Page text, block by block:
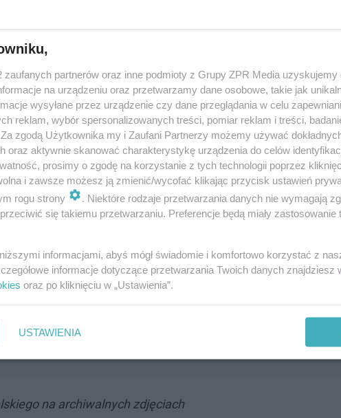
Następne pytanie
na archiwalnych zdjęciach
zaufanych partnerów oraz inne podmioty z Grupy ZPR Media uzyskujemy
na urządzeniu oraz przetwarzamy dane osobowe, takie jak
wysyłane przez urządzenie czy dane przeglądania w celu
reklam, wybór spersonalizowanych treści, pomiar reklam i treści,
Za zgodą Użytkownika my i Zaufani Partnerzy możemy używać
oraz aktywnie skanować charakterystykę urządzenia do celów
prosimy o zgodę na korzystanie z tych technologii poprzez
i zawsze możesz ją zmienić/wycofać klikając przycisk ustawień
rogu strony
. Niektóre rodzaje przetwarzania danych nie wymagają
się takiemu przetwarzaniu. Preferencje będą miały zastosowanie
informacjami, abyś mógł świadomie i komfortowo korzystać z
informacje dotyczące przetwarzania Twoich danych znajdziesz
oraz po kliknięciu w „Ustawienia”.
USTAWIENIA